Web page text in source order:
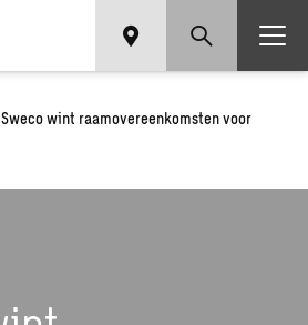
Sweco wint raamovereenkomsten voor